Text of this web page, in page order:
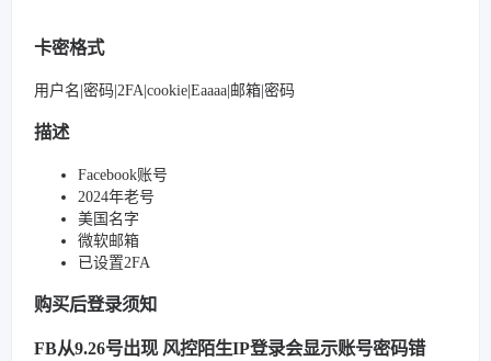
卡密格式
用户名|密码|2FA|cookie|Eaaaa|邮箱|密码
描述
Facebook账号
2024年老号
美国名字
微软邮箱
已设置2FA
购买后登录须知
FB从9.26号出现 风控陌生IP登录会显示账号密码错